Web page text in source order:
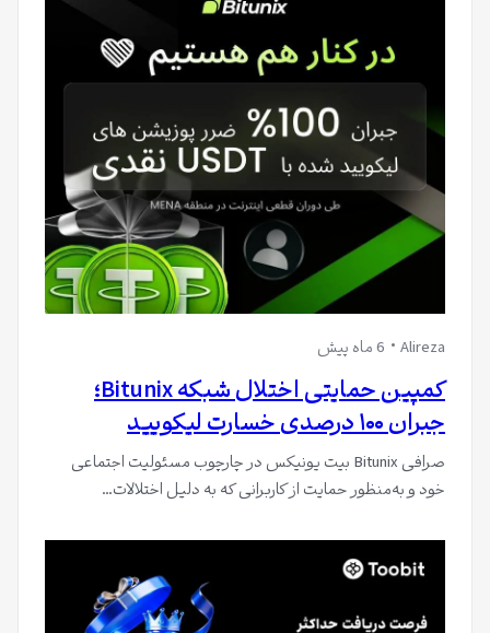
Alireza 6 ماه پیش
کمپین حمایتی اختلال شبکه Bitunix؛
جبران ۱۰۰ درصدی خسارت لیکویید
صرافی Bitunix بیت یونیکس در چارچوب مسئولیت اجتماعی
خود و به‌منظور حمایت از کاربرانی که به دلیل اختلالات…